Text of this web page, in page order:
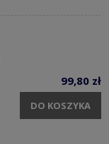
99,80 zł
DO KOSZYKA